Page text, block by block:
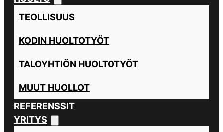
TEOLLISUUS
KODIN HUOLTOTYÖT
TALOYHTIÖN HUOLTOTYÖT
MUUT HUOLLOT
REFERENSSIT
YRITYS